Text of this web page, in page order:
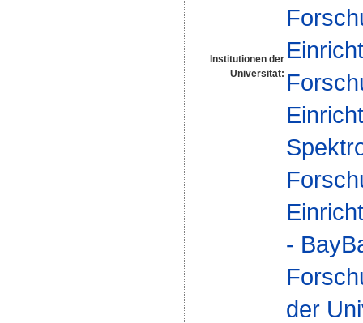
Institutionen der
Universität:
-
der